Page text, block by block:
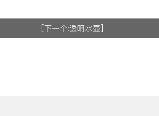
[下一个:透明水壶]